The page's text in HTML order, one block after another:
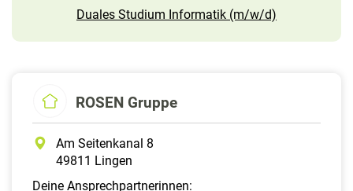
Duales Studium Informatik (m/w/d)
ROSEN Gruppe
Am Seitenkanal 8
49811 Lingen
Deine Ansprechpartnerinnen: